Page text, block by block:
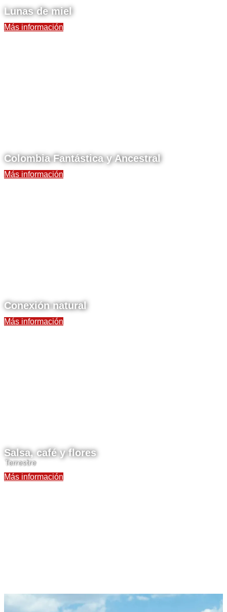
Lunas de miel
Más información
Colombia Fantástica y Ancestral
Más información
Conexión natural
Más información
Salsa, café y flores
Terrestre
Más información